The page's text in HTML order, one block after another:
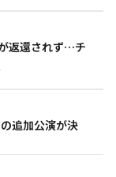
返還されず…チ
追加公演が決